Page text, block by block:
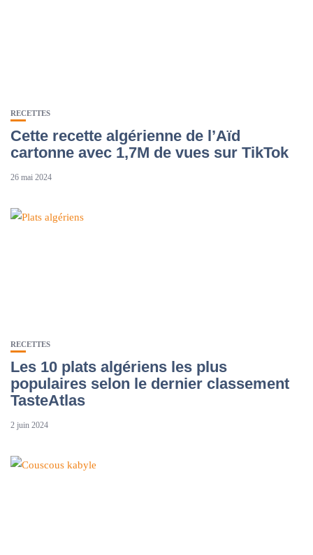
RECETTES
Cette recette algérienne de l’Aïd
cartonne avec 1,7M de vues sur TikTok
26 mai 2024
RECETTES
Les 10 plats algériens les plus
populaires selon le dernier classement
TasteAtlas
2 juin 2024